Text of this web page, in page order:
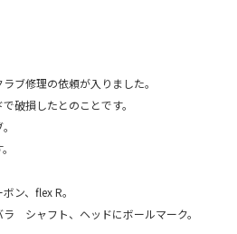
ブ修理の依頼が入りました。
破損したとのことです。
ン、flex R。
シャフト、ヘッドにボールマーク。